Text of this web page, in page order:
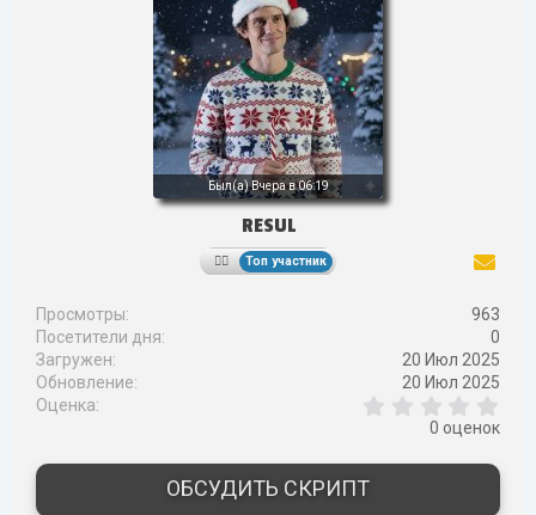
Был(а)Вчера в 06:19
RESUL
Топ участник
Просмотры
963
Посетители дня
0
Загружен
20 Июл 2025
Обновление
20 Июл 2025
Оценка
,
з
в
0 оценок
ОБСУДИТЬ СКРИПТ